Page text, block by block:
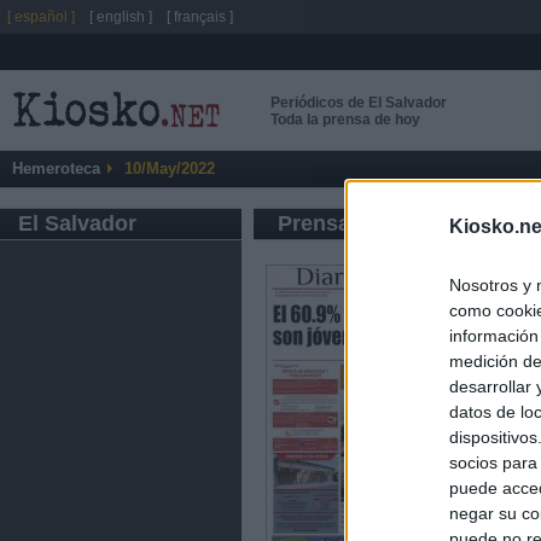
Nosotros y
como
medición
desarrollar
datos de
socios
puede
negar su
Periódicos de El Salvador
Toda la prensa de hoy
Hemeroteca 10/May/2022
El Salvador Prensa de Información
[ español ] [ english ] [ français ]